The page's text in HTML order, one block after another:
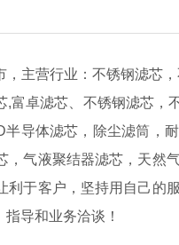
主营行业：不锈钢滤芯
富卓滤芯、不锈钢滤芯，
导体滤芯，除尘滤筒，
气液聚结器滤芯，天然
于客户，坚持用自己的
导和业务洽谈！